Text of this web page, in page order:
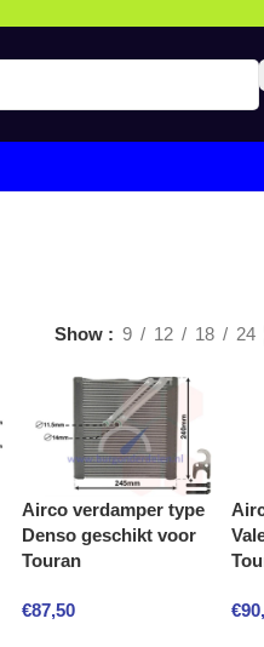
Show 9 12 18 24
Airco verdamper type
Denso geschikt voor
Touran
€87,50 €